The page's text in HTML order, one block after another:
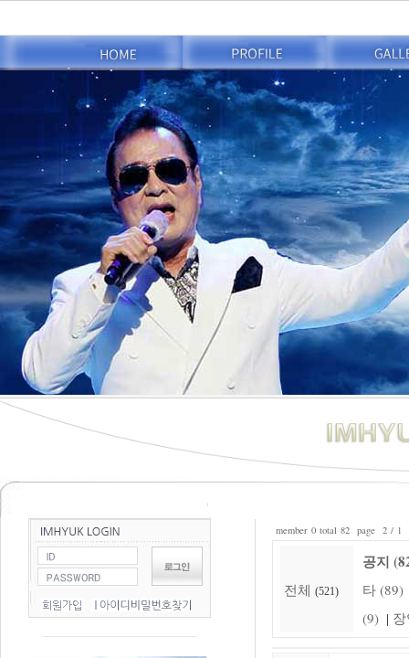
member 0 total 82 page 2 / 1
전체 (521)
공지
타 (89)
(9) |